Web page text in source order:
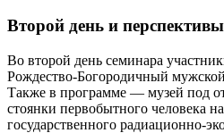
Второй день и
Во второй день семинара
Рождество-Богородичный
Также в программе — музей под
стоянки первобытного человека
государственного радиационно-